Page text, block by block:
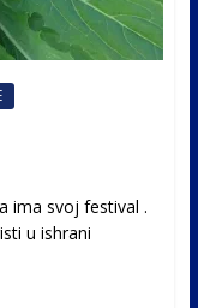
ima svoj festival .
u ishrani